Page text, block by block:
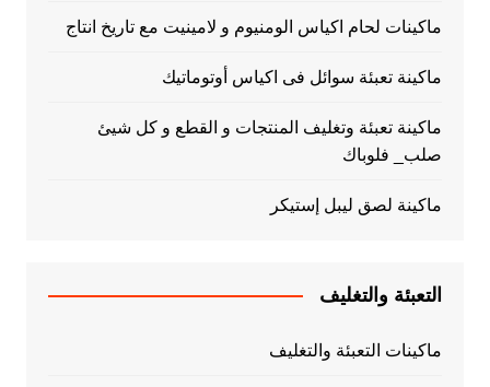
ماكينات لحام اكياس الومنيوم و لامينيت مع تاريخ انتاج
ماكينة تعبئة سوائل فى اكياس أوتوماتيك
ماكينة تعبئة وتغليف المنتجات و القطع و كل شيئ
صلب_ فلوباك
ماكينة لصق ليبل إستيكر
التعبئة والتغليف
ماكينات التعبئة والتغليف